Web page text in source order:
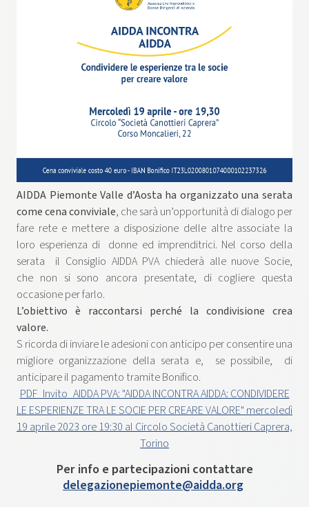
AIDDA Piemonte Valle d’Aosta ha organizzato una serata
come cena conviviale, che sarà un’opportunità di dialogo per
fare rete e mettere a disposizione delle altre associate la
loro esperienza di donne ed imprenditrici. Nel corso della
serata il Consiglio AIDDA PVA chiederà alle nuove Socie,
che non si sono ancora presentate, di cogliere questa
occasione per farlo.
L’obiettivo è raccontarsi perché la condivisione crea
valore.
S ricorda di inviare le adesioni con anticipo per consentire una
migliore organizzazione della serata e, se possibile, di
anticipare il pagamento tramite Bonifico.
PDF_Invito_AIDDA PVA: "AIDDA INCONTRA AIDDA: CONDIVIDERE
LE ESPERIENZE TRA LE SOCIE PER CREARE VALORE" mercoledì
19 aprile 2023 ore 19:30 al Circolo Società Canottieri Caprera,
Torino
Per info e partecipazioni contattare
delegazionepiemonte@aidda.org